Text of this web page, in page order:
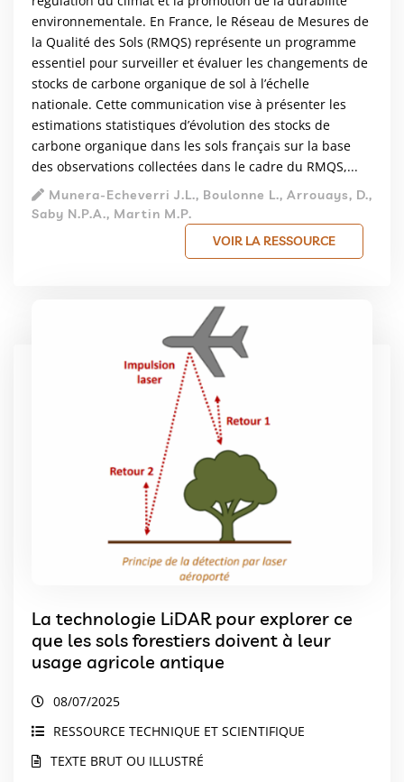
environnementale. En France, le Réseau de Mesures de
la Qualité des Sols (RMQS) représente un programme
essentiel pour surveiller et évaluer les changements de
stocks de carbone organique de sol à l’échelle
nationale. Cette communication vise à présenter les
estimations statistiques d’évolution des stocks de
carbone organique dans les sols français sur la base
des observations collectées dans le cadre du RMQS,...
Munera-Echeverri J.L., Boulonne L., Arrouays, D.,
Saby N.P.A., Martin M.P.
VOIR LA RESSOURCE
La technologie LiDAR pour explorer ce
que les sols forestiers doivent à leur
usage agricole antique
08/07/2025
RESSOURCE TECHNIQUE ET SCIENTIFIQUE
TEXTE BRUT OU ILLUSTRÉ